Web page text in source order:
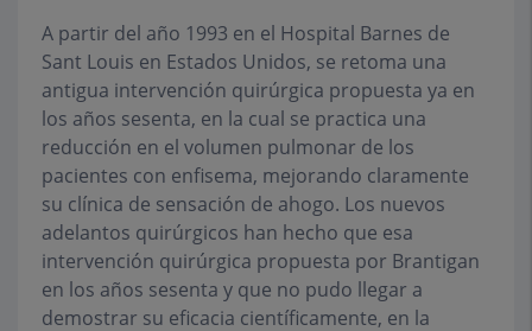
A partir del año 1993 en el Hospital Barnes de
Sant Louis en Estados Unidos, se retoma una
antigua intervención quirúrgica propuesta ya en
los años sesenta, en la cual se practica una
reducción en el volumen pulmonar de los
pacientes con enfisema, mejorando claramente
su clínica de sensación de ahogo. Los nuevos
adelantos quirúrgicos han hecho que esa
intervención quirúrgica propuesta por Brantigan
en los años sesenta y que no pudo llegar a
demostrar su eficacia científicamente, en la